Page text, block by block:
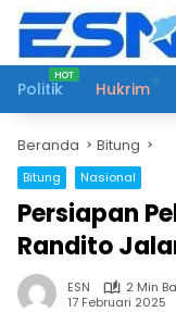
Langsung
konten
Politik
Hukrim
Beranda Bitung
Bitung Nasional
Persiapan
Randito
ESN
2 Min
17 Februari 2025